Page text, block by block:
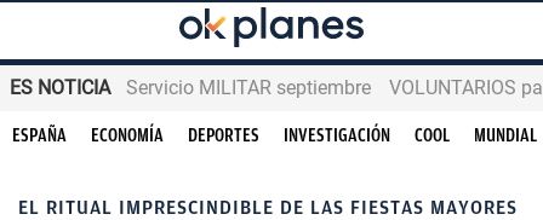
ES NOTICIA Servicio MILITAR septiembre VOLUNTARIOS
ESPAÑA ECONOMÍA DEPORTES INVESTIGACIÓN COOL MUNDIAL
EL RITUAL IMPRESCINDIBLE DE LAS FIESTAS MAYORES